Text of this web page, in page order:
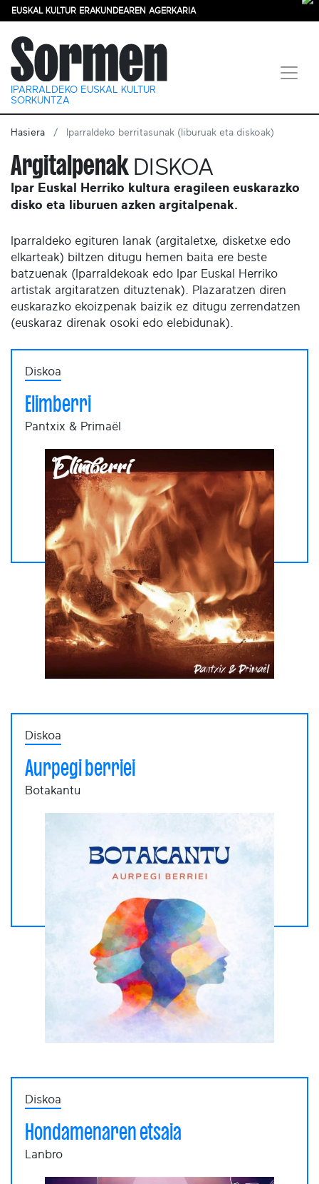
EUSKAL KULTUR ERAKUNDEAREN AGERKARIA
IPARRALDEKO EUSKAL KULTUR
SORKUNTZA
Hasiera Iparraldeko berritasunak (liburuak eta diskoak)
Argitalpenak DISKOA
Ipar Euskal Herriko kultura eragileen euskarazko
disko eta liburuen azken argitalpenak.
Iparraldeko egituren lanak (argitaletxe, disketxe edo
elkarteak) biltzen ditugu hemen baita ere beste
batzuenak (Iparraldekoak edo Ipar Euskal Herriko
artistak argitaratzen dituztenak). Plazaratzen diren
euskarazko ekoizpenak baizik ez ditugu zerrendatzen
(euskaraz direnak osoki edo elebidunak).
Diskoa
Elimberri
Pantxix & Primaël
Diskoa
Aurpegi berriei
Botakantu
Diskoa
Hondamenaren etsaia
Lanbro